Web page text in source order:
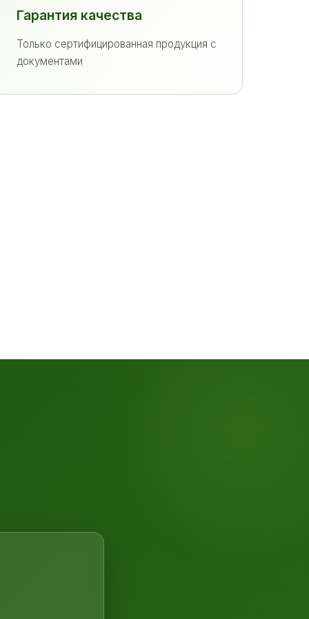
Гарантия качества
Только сертифицированная продукция с
документами